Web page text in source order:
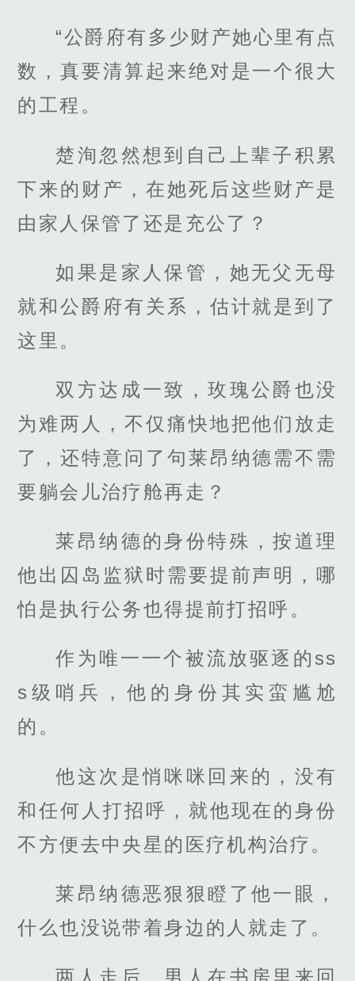
“公爵府有多少财产她心里有点
数，真要清算起来绝对是一个很大
的工程。
楚洵忽然想到自己上辈子积累
下来的财产，在她死后这些财产是
由家人保管了还是充公了？
如果是家人保管，她无父无母
就和公爵府有关系，估计就是到了
这里。
双方达成一致，玫瑰公爵也没
为难两人，不仅痛快地把他们放走
了，还特意问了句莱昂纳德需不需
要躺会儿治疗舱再走？
莱昂纳德的身份特殊，按道理
他出囚岛监狱时需要提前声明，哪
怕是执行公务也得提前打招呼。
作为唯一一个被流放驱逐的ss
s级哨兵，他的身份其实蛮尴尬
的。
他这次是悄咪咪回来的，没有
和任何人打招呼，就他现在的身份
不方便去中央星的医疗机构治疗。
莱昂纳德恶狠狠瞪了他一眼，
什么也没说带着身边的人就走了。
两人走后，男人在书房里来回